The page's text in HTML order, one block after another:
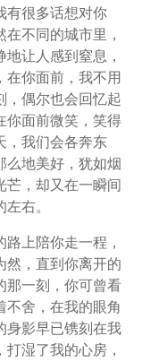
有很多话想对你
不同的城市里，
地让人感到窒息，
在你面前，我不用
，偶尔也会回忆起
你面前微笑，笑得
，我们会各奔东
么地美好，犹如烟
芒，却又在一瞬间
左右。
上陪你走一程，
然，直到你离开的
那一刻，你可曾看
不舍，在我的眼角
身影早已镌刻在我
湿了我的心房，